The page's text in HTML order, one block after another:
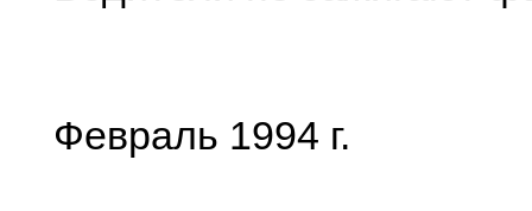
Февраль 1994 г.